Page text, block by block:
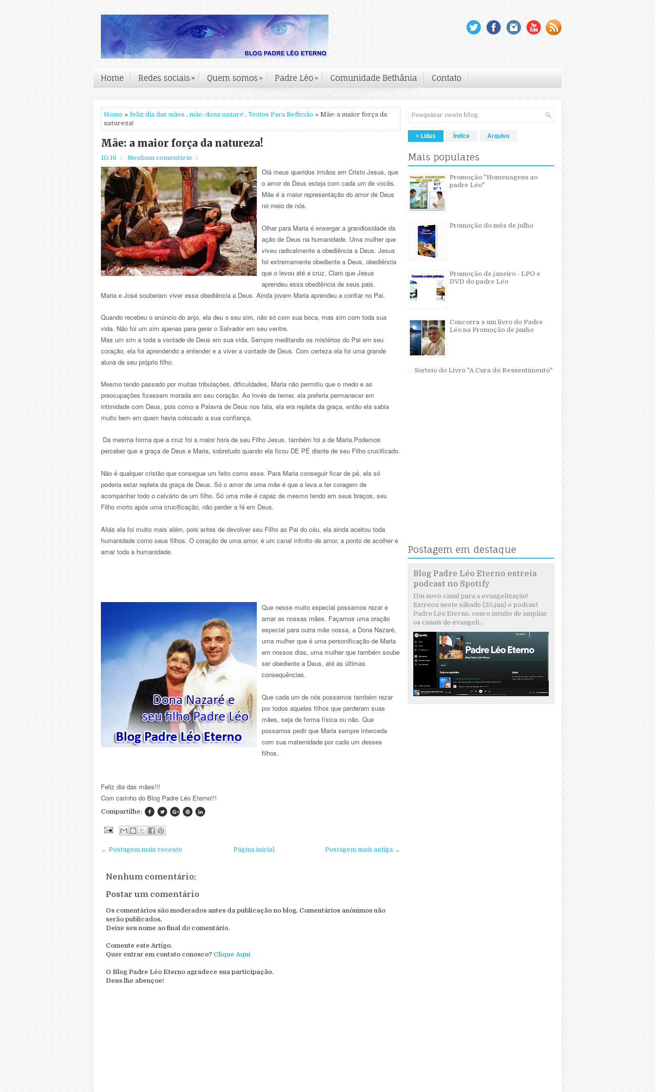
Home Redes sociais » Quem somos » Padre Léo » Comunidade Bethânia Contato
Home » feliz dia das mães , mãe; dona nazaré , Textos Para Reflexão » Mãe: a maior força da
natureza!
Mãe: a maior força da natureza!
10:18 Nenhum comentário
Olá meus queridos irmãos em Cristo Jesus, que
o amor de Deus esteja com cada um de vocês.
Mãe é a maior representação do amor de Deus
no meio de nós.
Olhar para Maria é enxergar a grandiosidade da
ação de Deus na humanidade. Uma mulher que
viveu radicalmente a obediência a Deus. Jesus
foi extremamente obediente a Deus, obediência
que o levou até a cruz. Claro que Jesus
aprendeu essa obediência de seus pais.
Maria e José souberam viver essa obediência a Deus. Ainda jovem Maria aprendeu a confiar no Pai.
Quando recebeu o anúncio do anjo, ela deu o seu sim, não só com sua boca, mas sim com toda sua
vida. Não foi um sim apenas para gerar o Salvador em seu ventre.
Mas um sim a toda a vontade de Deus em sua vida. Sempre meditando os mistérios do Pai em seu
coração, ela foi aprendendo a entender e a viver a vontade de Deus. Com certeza ela foi uma grande
aluna de seu próprio filho.
Mesmo tendo passado por muitas tribulações, dificuldades, Maria não permitiu que o medo e as
preocupações fizessem morada em seu coração. Ao invés de temer, ela preferia permanecer em
intimidade com Deus, pois como a Palavra de Deus nos fala, ela era repleta da graça, então ela sabia
muito bem em quem havia colocado a sua confiança.
Da mesma forma que a cruz foi a maior hora de seu Filho Jesus, também foi a de Maria.Podemos
perceber que a graça de Deus e Maria, sobretudo quando ela ficou DE PÉ diante de seu Filho crucificado.
Não é qualquer cristão que consegue um feito como esse. Para Maria conseguir ficar de pé, ela só
poderia estar repleta da graça de Deus. Só o amor de uma mãe é que a leva a ter coragem de
acompanhar todo o calvário de um filho. Só uma mãe é capaz de mesmo tendo em seus braços, seu
Filho morto após uma crucificação, não perder a fé em Deus.
Aliás ela foi muito mais além, pois antes de devolver seu Filho ao Pai do céu, ela ainda aceitou toda
humanidade como seus filhos. O coração de uma amor, é um canal infinito de amor, a ponto de acolher e
amar toda a humanidade.
Que nesse muito especial possamos rezar e
amar as nossas mães. Façamos uma oração
especial para outra mãe nossa, a Dona Nazaré,
uma mulher que é uma personificação de Maria
em nossos dias, uma mulher que também soube
ser obediente a Deus, até as últimas
consequências.
Que cada um de nós possamos também rezar
por todos aqueles filhos que perderam suas
mães, seja de forma física ou não. Que
possamos pedir que Maria sempre interceda
com sua maternidade por cada um desses
filhos.
Feliz dia das mães!!!
Com carinho do Blog Padre Léo Eterno!!!
Compartilhe:
← Postagem mais recente Postagem mais antiga →
Página inicial
Nenhum comentário:
Postar um comentário
Os comentários são moderados antes da publicação no blog. Comentários anônimos não
serão publicados.
Deixe seu nome ao final do comentário.
Comente este Artigo.
Quer entrar em contato conosco? Clique Aqui
O Blog Padre Léo Eterno agradece sua participação.
Deus lhe abençoe!
+ Lidas Índice Arquivo
Mais populares
Promoção "Homenagens ao
padre Léo"
Promoção do mês de julho
Promoção de janeiro - LPO e
DVD do padre Léo
Concorra a um livro do Padre
Léo na Promoção de junho
Sorteio do Livro "A Cura do Ressentimento"
Postagem em destaque
Blog Padre Léo Eterno estreia
podcast no Spotify
Um novo canal para a evangelização!
Estreou neste sábado (25.jun) o podcast
Padre Léo Eterno, com o intuito de ampliar
os canais de evangeli...